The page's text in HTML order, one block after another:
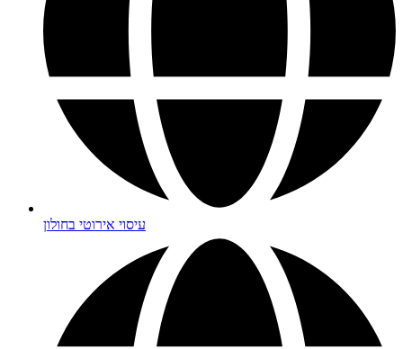
עיסוי אירוטי בחולון